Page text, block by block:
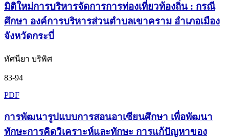
มิติใหม่การบริหารจัดการการท่องเที่ยวท้องถิ่น : กรณี
ศึกษา องค์การบริหารส่วนตำบลเขาคราม อำเภอเมือง
จังหวัดกระบี่
ทัศนียา บริพิศ
83-94
PDF
การพัฒนารูปแบบการสอนอาเซียนศึกษา เพื่อพัฒนา
ทักษะการคิดวิเคราะห์และทักษะ การแก้ปัญหาของ